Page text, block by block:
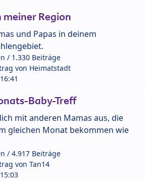
meiner Region
und Papas in deinem
/ 1.330 Beiträge
von Heimatstadt
Baby-Treff
mit anderen Mamas aus, die
gleichen Monat bekommen wie
/ 4.917 Beiträge
von Tan14